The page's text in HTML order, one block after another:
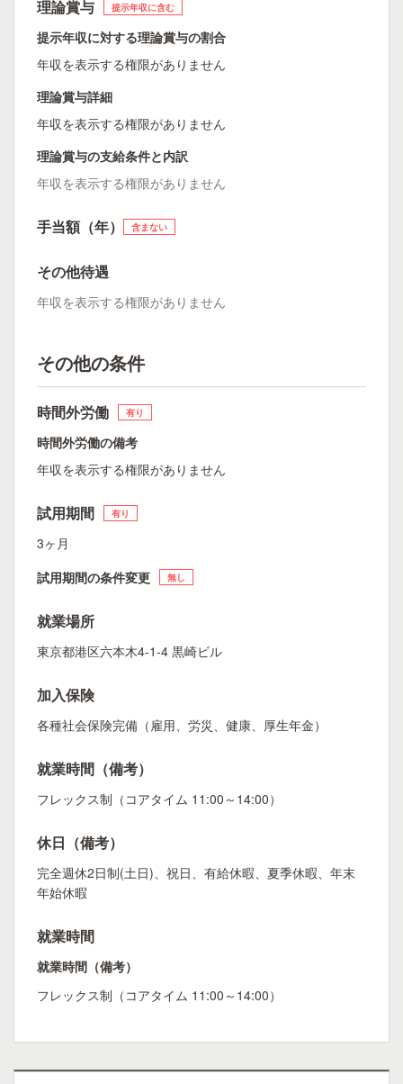
理論賞与 提示年収に含む
提示年収に対する理論賞与の割合
年収を表示する権限がありません
理論賞与詳細
年収を表示する権限がありません
理論賞与の支給条件と内訳
年収を表示する権限がありません
手当額（年） 含まない
その他待遇
年収を表示する権限がありません
その他の条件
時間外労働 有り
時間外労働の備考
年収を表示する権限がありません
試用期間 有り
3ヶ月
試用期間の条件変更
無し
就業場所
東京都港区六本木4-1-4 黒崎ビル
加入保険
各種社会保険完備（雇用、労災、健康、厚生年金）
就業時間（備考）
フレックス制（コアタイム 11:00～14:00）
休日（備考）
完全週休2日制(土日)、祝日、有給休暇、夏季休暇、年末
年始休暇
就業時間
就業時間（備考）
フレックス制（コアタイム 11:00～14:00）